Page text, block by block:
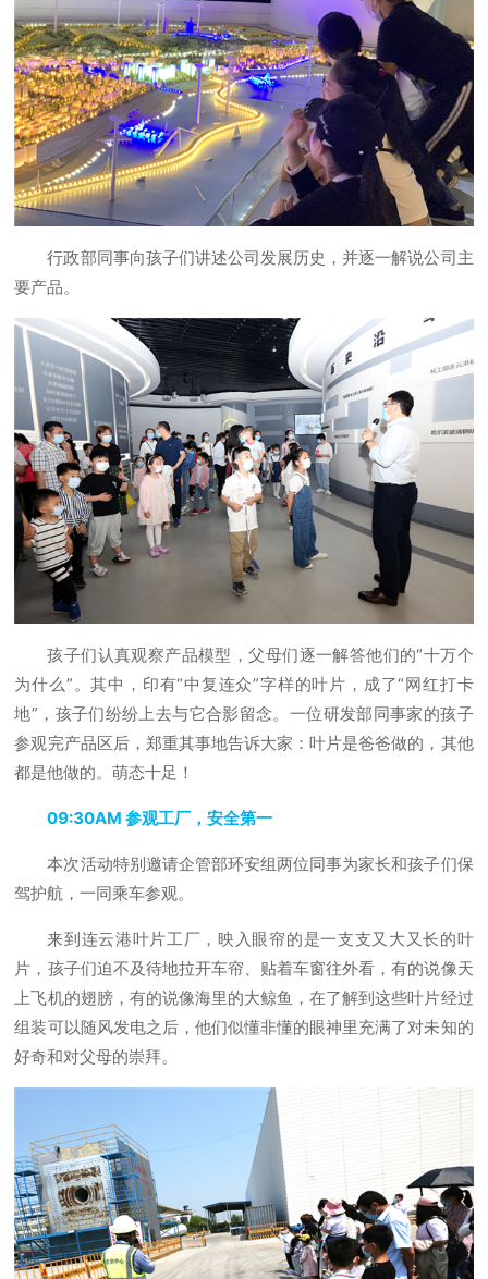
行政部同事向孩子们讲述公司发展历史，并逐一解说公司主
要产品。
孩子们认真观察产品模型，父母们逐一解答他们的“十万个
为什么”。其中，印有“中复连众”字样的叶片，成了“网红打卡
地”，孩子们纷纷上去与它合影留念。一位研发部同事家的孩子
参观完产品区后，郑重其事地告诉大家：叶片是爸爸做的，其他
都是他做的。萌态十足！
09:30AM 参观工厂，安全第一
本次活动特别邀请企管部环安组两位同事为家长和孩子们保
驾护航，一同乘车参观。
来到连云港叶片工厂，映入眼帘的是一支支又大又长的叶
片，孩子们迫不及待地拉开车帘、贴着车窗往外看，有的说像天
上飞机的翅膀，有的说像海里的大鲸鱼，在了解到这些叶片经过
组装可以随风发电之后，他们似懂非懂的眼神里充满了对未知的
好奇和对父母的崇拜。